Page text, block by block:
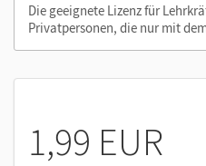
Die geeignete Lizenz für
Privatpersonen, die nur mit
1,99 EUR